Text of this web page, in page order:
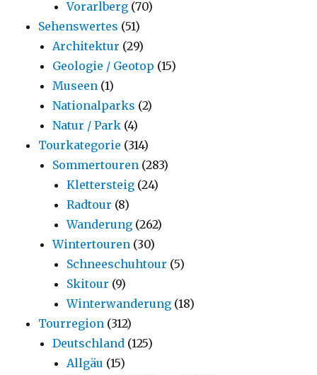
Vorarlberg (70)
Sehenswertes (51)
Architektur (29)
Geologie / Geotop (15)
Museen (1)
Nationalparks (2)
Natur / Park (4)
Tourkategorie (314)
Sommertouren (283)
Klettersteig (24)
Radtour (8)
Wanderung (262)
Wintertouren (30)
Schneeschuhtour (5)
Skitour (9)
Winterwanderung (18)
Tourregion (312)
Deutschland (125)
Allgäu (15)